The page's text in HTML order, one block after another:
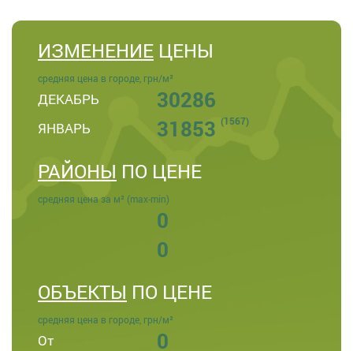
ИЗМЕНЕНИЕ ЦЕНЫ
средняя цена в городе, грн/м²
ДЕКАБРЬ 30286
ЯНВАРЬ 31853 (1567)
РАЙОНЫ ПО ЦЕНЕ
средняя цена за м² (max-min)
0
0
ОБЪЕКТЫ ПО ЦЕНЕ
средняя цена в городе, грн/м²
От 0